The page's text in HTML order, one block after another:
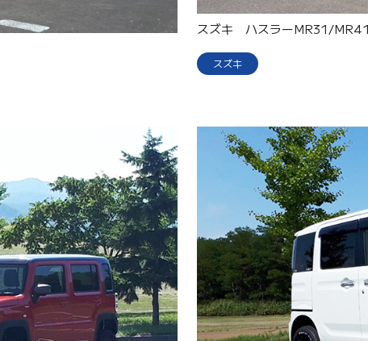
スズキ ハスラーMR31/
スズキ